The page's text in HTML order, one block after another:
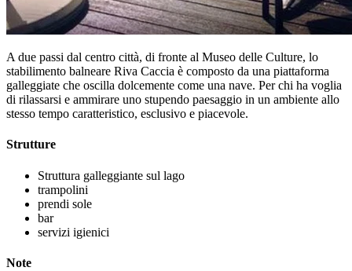
A due passi dal centro città, di fronte al Museo delle Culture, lo
stabilimento balneare Riva Caccia è composto da una piattaforma
galleggiate che oscilla dolcemente come una nave. Per chi ha voglia
di rilassarsi e ammirare uno stupendo paesaggio in un ambiente allo
stesso tempo caratteristico, esclusivo e piacevole.
Strutture
Struttura galleggiante sul lago
trampolini
prendi sole
bar
servizi igienici
Note